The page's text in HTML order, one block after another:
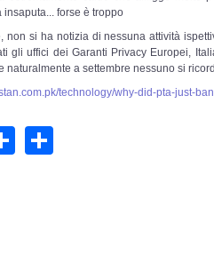
forse è troppo
non si ha notizia di nessuna attività
gli uffici dei Garanti Privacy Europei,
naturalmente a settembre nessuno si
technology/why-did-pta-just-
Share